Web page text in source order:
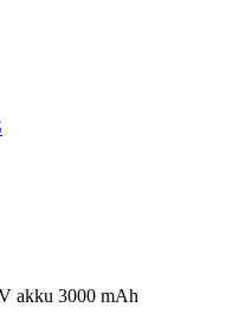
akku 3000 mAh